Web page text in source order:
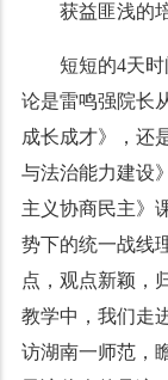
获益匪浅的
短短的4天
论是雷鸣强院长
成长成才》，还
与法治能力建设
主义协商民主》
势下的统一战线
点，观点新颖，
教学中，我们走
访湖南一师范，